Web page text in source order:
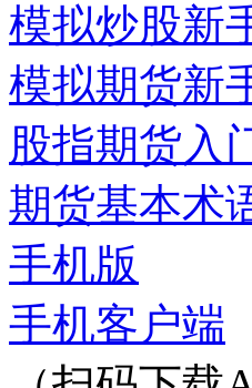
模拟炒股新
模拟期货新
股指期货入
期货基本术
手机版
手机客户端